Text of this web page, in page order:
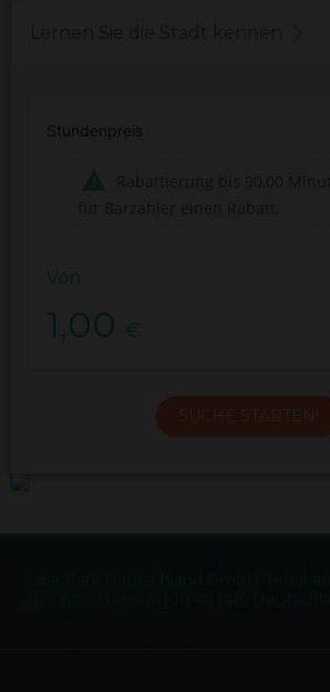
Stundenpreis
Von
1,00 €
SUCHE STARTEN!
Saba Park Deutschland GmbH,